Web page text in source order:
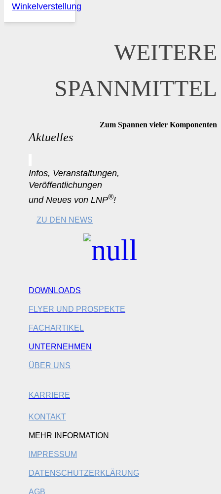
Winkelverstellung
WEITERE
SPANNMITTEL
Zum Spannen vieler Komponenten
Aktuelles
Infos, Veranstaltungen,
Veröffentlichungen
und Neues von LNP®!
ZU DEN NEWS
DOWNLOADS
FLYER UND PROSPEKTE
FACHARTIKEL
UNTERNEHMEN
ÜBER UNS
KARRIERE
KONTAKT
MEHR INFORMATION
IMPRESSUM
DATENSCHUTZERKLÄRUNG
AGB